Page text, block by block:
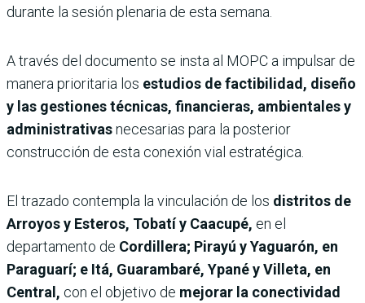
durante la sesión plenaria de esta semana.
A través del documento se insta al MOPC a impulsar de
manera prioritaria los estudios de factibilidad, diseño
y las gestiones técnicas, financieras, ambientales y
administrativasnecesarias para la posterior
construcción de esta conexión vial estratégica.
El trazado contempla la vinculación de los distritos de
Arroyos y Esteros, Tobatí y Caacupé, en el
departamento de Cordillera; Pirayú y Yaguarón, en
Paraguarí; e Itá, Guarambaré, Ypané y Villeta, en
Central, con el objetivo de mejorar la conectividad